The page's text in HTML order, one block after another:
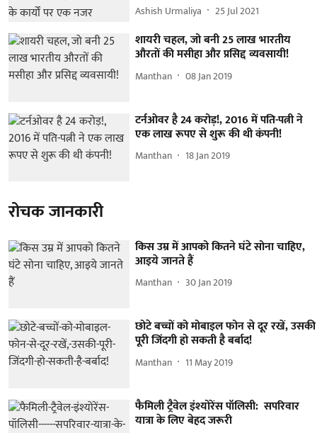
Ashish Urmaliya 25 Jul 2021
शायरी चहल, जो बनी 25 लाख भारतीय
औरतों की मसीहा और प्रसिद्द व्यवसायी!
Manthan 08 Jan 2019
टर्नओवर है 24 करोड़!, 2016 में पति-पत्नी ने
एक लाख रूपए से शुरू की थी कंपनी!
Manthan 18 Jan 2019
रोचक जानकारी
किस उम्र में आपको कितने घंटे सोना चाहिए,
आइये जानते हैं
Manthan 30 Jan 2019
छोटे बच्चों को मोबाइल फोन से दूर रखें, उसकी
पूरी जिंदगी हो सकती है बर्बाद!
Manthan 11 May 2019
फैमिली ट्रैवेल इंश्योरेंस पॉलिसी: सपरिवार
यात्रा के लिए बेहद जरूरी